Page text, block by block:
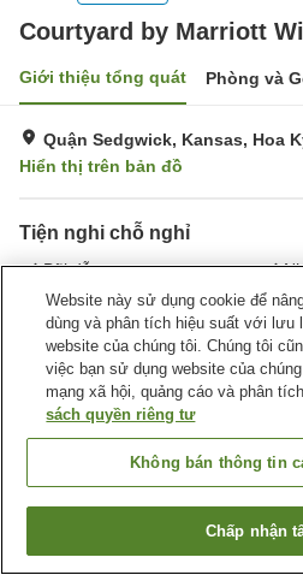
Courtyard by Marriott
Giới thiệu tổng quát Phòng và
Quận Sedgwick, Kansas, Hoa
Hiển thị trên bản đồ
Tiện nghi chỗ nghỉ
Bãi đỗ xe
Hoàn toàn không hút thuốc
Trang chủ Hoa Kỳ Kansas
Courtyard by Marriott Wichita At Old Town
Tìm phòng
Website này sử dụng cookie để
dùng và phân tích hiệu suất với lưu
website của chúng tôi. Chúng tôi
việc bạn sử dụng website của
mạng xã hội, quảng cáo và phân
sách quyền riêng tư
Không bán thông tin
Chấp nhận